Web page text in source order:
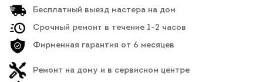
Бесплатный выезд мастера на дом
Срочный ремонт в течение 1-2 часов
Фирменная гарантия от 6 месяцев
Ремонт на дому и в сервисном центре